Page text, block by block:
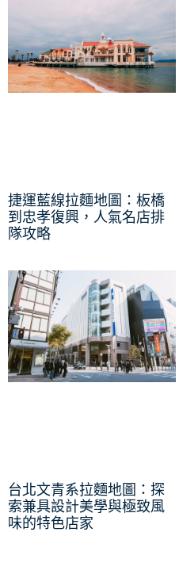
捷運藍線拉麵地圖：板橋
到忠孝復興，人氣名店排
隊攻略
台北文青系拉麵地圖：探
索兼具設計美學與極致風
味的特色店家